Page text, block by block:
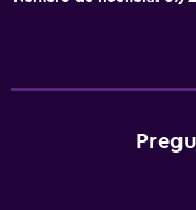
Servicio de